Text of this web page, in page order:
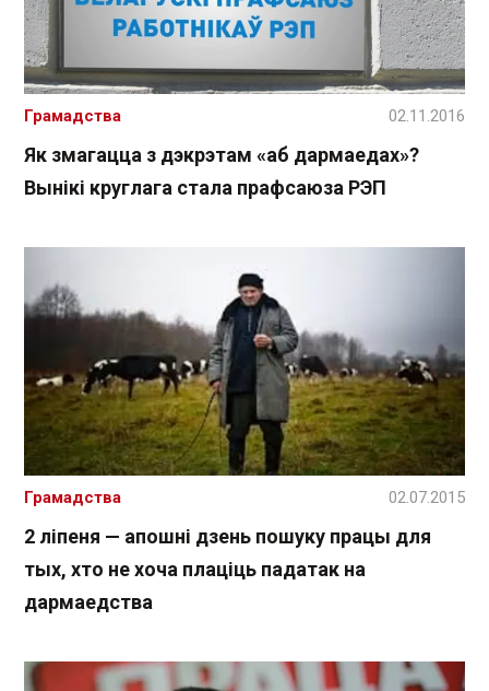
Як змагацца з дэкрэтам «аб дармаедах»?
Вынікі круглага стала прафсаюза РЭП
Грамадства 02.11.2016
2 ліпеня — апошні дзень пошуку працы для
тых, хто не хоча плаціць падатак на
дармаедства
Грамадства 02.07.2015